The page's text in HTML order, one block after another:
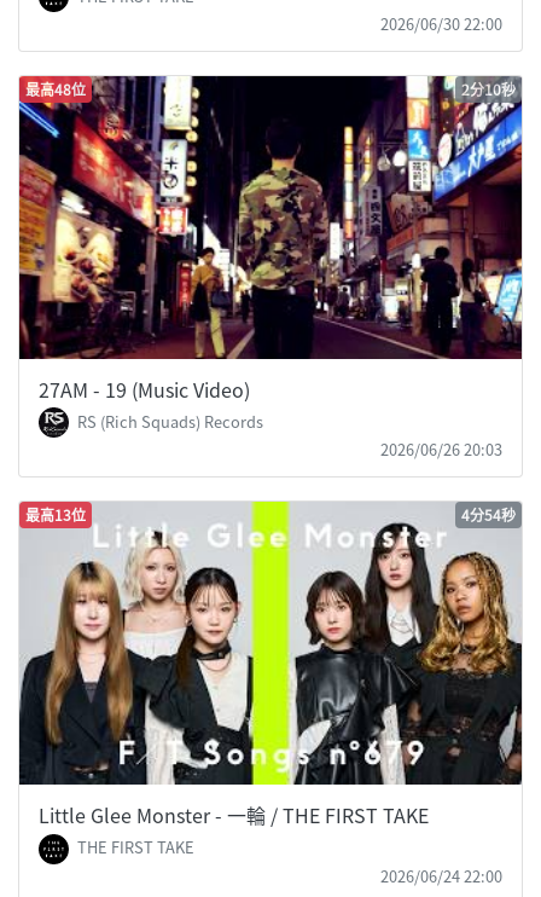
2026/06/30 22:00
最高48位 2分10秒
27AM - 19 (Music Video)
RS (Rich Squads) Records
2026/06/26 20:03
最高13位 4分54秒
Little Glee Monster - 一輪 / THE FIRST TAKE
THE FIRST TAKE
2026/06/24 22:00